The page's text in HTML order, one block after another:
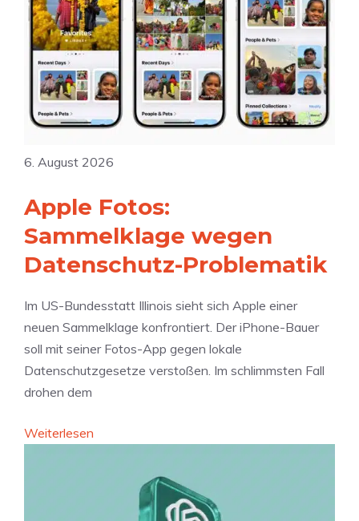
6. August 2026
Apple Fotos:
Sammelklage wegen
Datenschutz-Problematik
Im US-Bundesstatt Illinois sieht sich Apple einer
neuen Sammelklage konfrontiert. Der iPhone-Bauer
soll mit seiner Fotos-App gegen lokale
Datenschutzgesetze verstoßen. Im schlimmsten Fall
drohen dem
Weiterlesen